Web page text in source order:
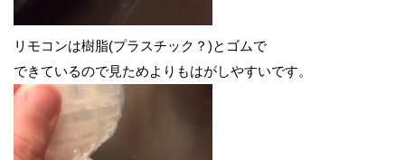
リモコンは樹脂(プラスチック？)とゴムで
できているので見ためよりもはがしやすいです。